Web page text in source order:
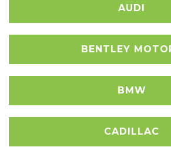
AUDI
BENTLEY
BMW
CADILLAC